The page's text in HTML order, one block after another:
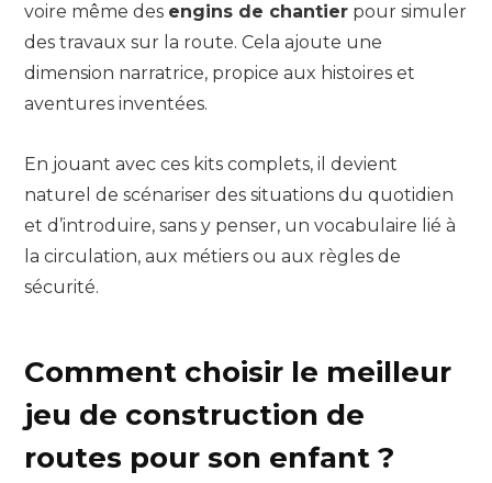
voire même des engins de chantier pour simuler
des travaux sur la route. Cela ajoute une
dimension narratrice, propice aux histoires et
aventures inventées.
En jouant avec ces kits complets, il devient
naturel de scénariser des situations du quotidien
et d’introduire, sans y penser, un vocabulaire lié à
la circulation, aux métiers ou aux règles de
sécurité.
Comment choisir le meilleur
jeu de construction de
routes pour son enfant ?